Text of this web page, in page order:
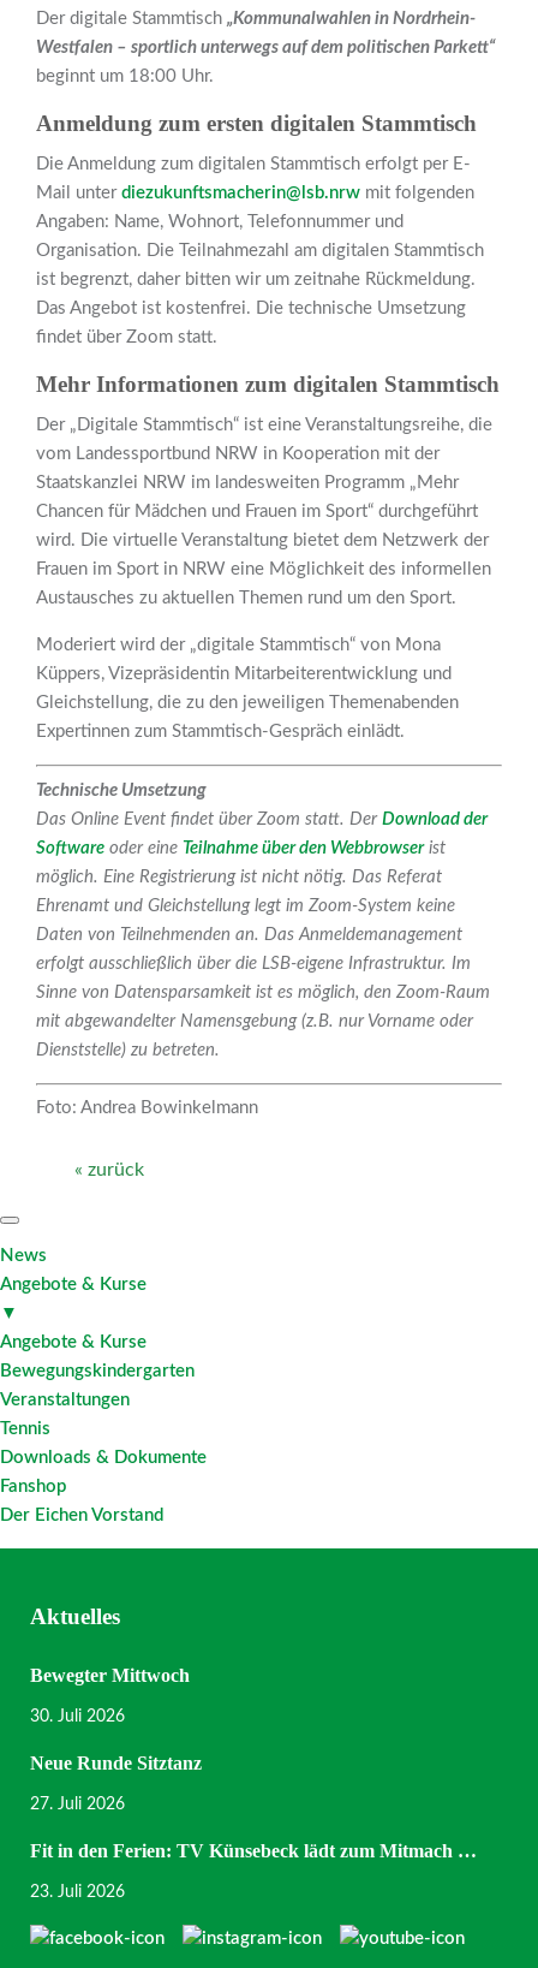
Der digitale Stammtisch „Kommunalwahlen in Nordrhein-
Westfalen – sportlich unterwegs auf dem politischen Parkett“
beginnt um 18:00 Uhr.
Anmeldung zum ersten digitalen Stammtisch
Die Anmeldung zum digitalen Stammtisch erfolgt per E-
Mail unter diezukunftsmacherin@lsb.nrw mit folgenden
Angaben: Name, Wohnort, Telefonnummer und
Organisation. Die Teilnahmezahl am digitalen Stammtisch
ist begrenzt, daher bitten wir um zeitnahe Rückmeldung.
Das Angebot ist kostenfrei. Die technische Umsetzung
findet über Zoom statt.
Mehr Informationen zum digitalen Stammtisch
Der „Digitale Stammtisch“ ist eine Veranstaltungsreihe, die
vom Landessportbund NRW in Kooperation mit der
Staatskanzlei NRW im landesweiten Programm „Mehr
Chancen für Mädchen und Frauen im Sport“ durchgeführt
wird. Die virtuelle Veranstaltung bietet dem Netzwerk der
Frauen im Sport in NRW eine Möglichkeit des informellen
Austausches zu aktuellen Themen rund um den Sport.
Moderiert wird der „digitale Stammtisch“ von Mona
Küppers, Vizepräsidentin Mitarbeiterentwicklung und
Gleichstellung, die zu den jeweiligen Themenabenden
Expertinnen zum Stammtisch-Gespräch einlädt.
Technische Umsetzung
Das Online Event findet über Zoom statt. Der Download der
Software oder eine Teilnahme über den Webbrowserist
möglich. Eine Registrierung ist nicht nötig. Das Referat
Ehrenamt und Gleichstellung legt im Zoom-System keine
Daten von Teilnehmenden an. Das Anmeldemanagement
erfolgt ausschließlich über die LSB-eigene Infrastruktur. Im
Sinne von Datensparsamkeit ist es möglich, den Zoom-Raum
mit abgewandelter Namensgebung (z.B. nur Vorname oder
Dienststelle) zu betreten.
Foto: Andrea Bowinkelmann
« zurück
News
Angebote & Kurse
▼
Angebote & Kurse
Bewegungskindergarten
Veranstaltungen
Tennis
Downloads & Dokumente
Fanshop
Der Eichen Vorstand
Aktuelles
Bewegter Mittwoch
30. Juli 2026
Neue Runde Sitztanz
27. Juli 2026
Fit in den Ferien: TV Künsebeck lädt zum Mitmach …
23. Juli 2026